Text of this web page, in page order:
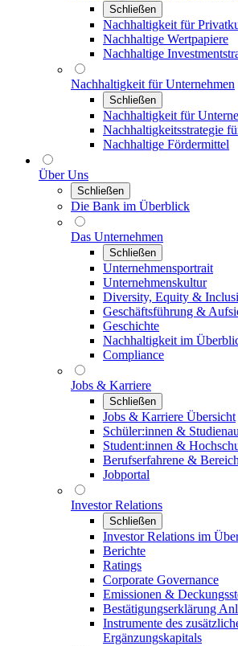
Schließen
Nachhaltigkeit für
Nachhaltige Wertpapiere
Nachhaltige
Nachhaltigkeit für Unternehmen
Schließen
Nachhaltigkeit für
Nachhaltigkeitsstrategie
Nachhaltige Fördermittel
Über Uns
Schließen
Die Bank im Überblick
Das Unternehmen
Schließen
Unternehmensportrait
Unternehmenskultur
Diversity, Equity &
Geschäftsführung &
Geschichte
Nachhaltigkeit im
Compliance
Jobs & Karriere
Schließen
Jobs & Karriere Übersicht
Schüler:innen &
Student:innen &
Berufserfahrene &
Jobportal
Investor Relations
Schließen
Investor Relations im
Berichte
Ratings
Corporate Governance
Emissionen &
Bestätigungserklärung
Instrumente des
Ergänzungskapitals